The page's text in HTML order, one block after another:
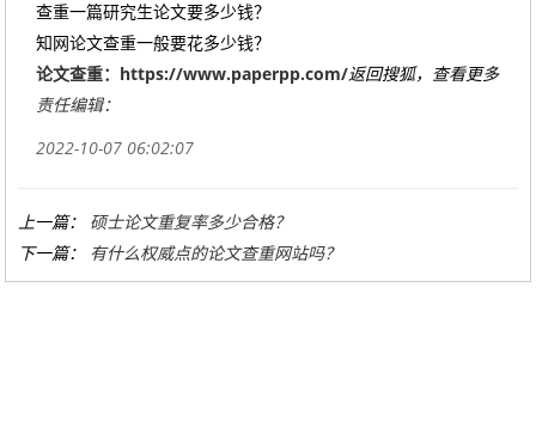
查重一篇研究生论文要多少钱？
知网论文查重一般要花多少钱？
论文查重：https://www.paperpp.com/返回搜狐，查看更多
责任编辑：
2022-10-07 06:02:07
上一篇： 硕士论文重复率多少合格？
下一篇： 有什么权威点的论文查重网站吗？